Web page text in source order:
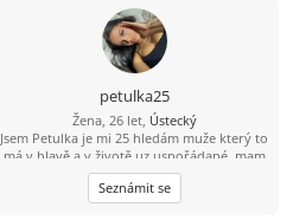
petulka25
Žena, 26 let, Ústecký
Jsem Petulka je mi 25 hledám muže který to
má v hlavě a v životě uz uspořádané, mam
ráda jidlo sport spánek sex , jsem taky
trochu zlobivá v tom sexu a věci okolo
takze kdybys mel zájem o fotečky nebo
Seznámit se